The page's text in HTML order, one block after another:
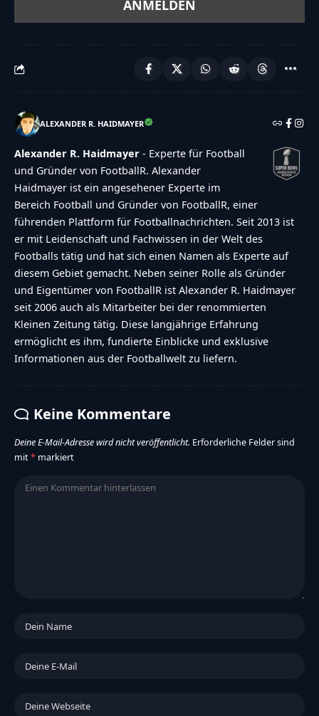
ALEXANDER R. HAIDMAYER
Alexander R. Haidmayer - Experte für Football
und Gründer von FootballR. Alexander
Haidmayer ist ein angesehener Experte im
Bereich Football und Gründer von FootballR, einer
führenden Plattform für Footballnachrichten. Seit 2013 ist
er mit Leidenschaft und Fachwissen in der Welt des
Footballs tätig und hat sich einen Namen als Experte auf
diesem Gebiet gemacht. Neben seiner Rolle als Gründer
und Eigentümer von FootballR ist Alexander R. Haidmayer
seit 2006 auch als Mitarbeiter bei der renommierten
Kleinen Zeitung tätig. Diese langjährige Erfahrung
ermöglicht es ihm, fundierte Einblicke und exklusive
Informationen aus der Footballwelt zu liefern.
Keine Kommentare
Deine E-Mail-Adresse wird nicht veröffentlicht. Erforderliche Felder sind
mit* markiert